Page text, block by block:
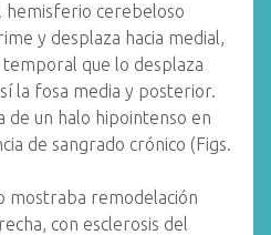
hemisferio cerebeloso
y desplaza hacia medial,
que lo desplaza
la fosa media y posterior.
de un halo hipointenso en
de sangrado crónico (Figs.
mostraba remodelación
con esclerosis del